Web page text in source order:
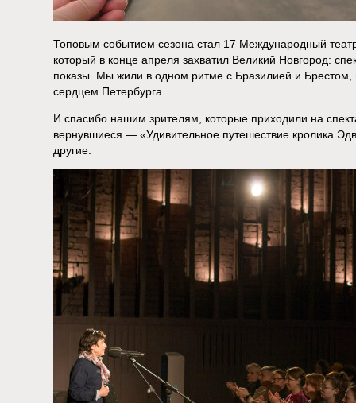
Топовым событием сезона стал 17 Международный
который в конце апреля захватил Великий Новгород:
показы. Мы жили в одном ритме с Бразилией и
сердцем Петербурга.
И спасибо нашим зрителям, которые приходили на
вернувшиеся — «Удивительное путешествие кролика
другие.